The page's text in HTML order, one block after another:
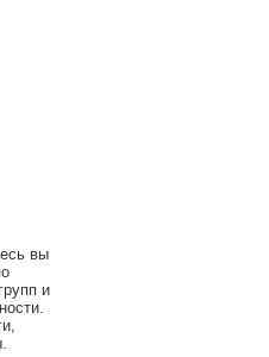
вы
и